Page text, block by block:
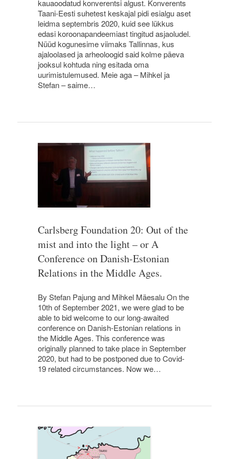
kauaoodatud konverentsi algust. Konverents
Taani-Eesti suhetest keskajal pidi esialgu aset
leidma septembris 2020, kuid see lükkus
edasi koroonapandeemiast tingitud asjaoludel.
Nüüd kogunesime viimaks Tallinnas, kus
ajaloolased ja arheoloogid said kolme päeva
jooksul kohtuda ning esitada oma
uurimistulemused. Meie aga – Mihkel ja
Stefan – saime…
Carlsberg Foundation 20: Out of the
mist and into the light – or A
Conference on Danish-Estonian
Relations in the Middle Ages.
By Stefan Pajung and Mihkel Mäesalu On the
10th of September 2021, we were glad to be
able to bid welcome to our long-awaited
conference on Danish-Estonian relations in
the Middle Ages. This conference was
originally planned to take place in September
2020, but had to be postponed due to Covid-
19 related circumstances. Now we…